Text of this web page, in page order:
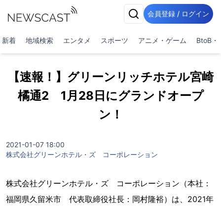
会員登録 / ログイン
新着 地域検索 エンタメ スポーツ アニメ・ゲーム BtoB・
【速報！】グリーンリッチホテル宮崎
橘通2 1月28日にグランドオープ
ン！
2021-01-07 18:00
株式会社グリーンホテル・ズ コーポレーション
株式会社グリーンホテル・ズ コーポレーション（本社：
福岡県久留米市 代表取締役社長：岡村隆裕）は、2021年